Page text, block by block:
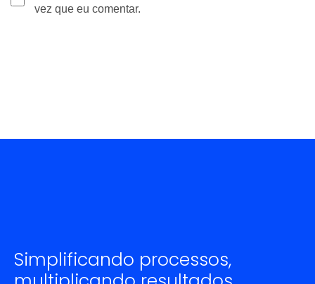
vez que eu comentar.
Simplificando processos,